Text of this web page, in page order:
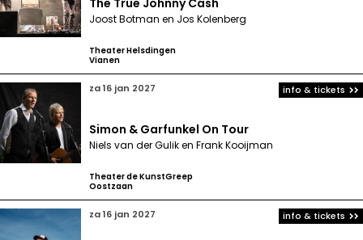
The True Johnny Cash
Joost Botman en Jos Kolenberg
Theater Helsdingen
Vianen
za 16 jan 2027
Simon & Garfunkel On Tour
Niels van der Gulik en Frank Kooijman
Theater de KunstGreep
Oostzaan
info & tickets
za 16 jan 2027 info & tickets